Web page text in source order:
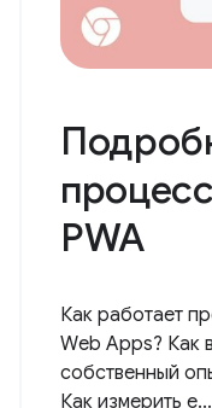
PWA
Как работает
Web Apps? Как
собственный
Как измерить е...